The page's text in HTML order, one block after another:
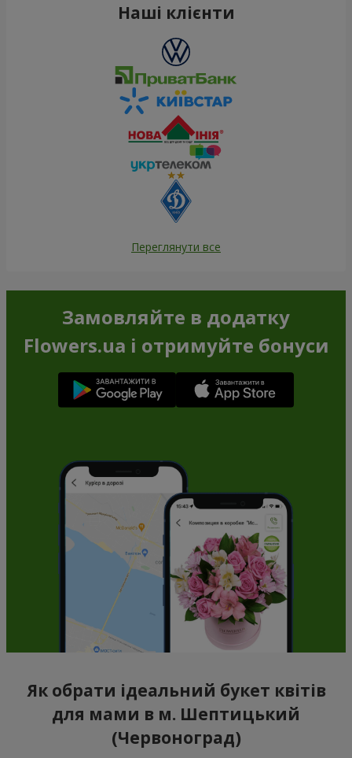
Наші клієнти
Переглянути все
Замовляйте в додатку
Flowers.ua і отримуйте бонуси
Як обрати ідеальний букет квітів
для мами в м. Шептицький
(Червоноград)